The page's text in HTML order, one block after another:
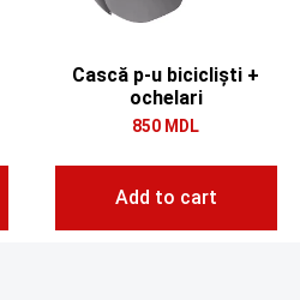
Cască p-u bicicliști +
ochelari
850 MDL
Add to cart